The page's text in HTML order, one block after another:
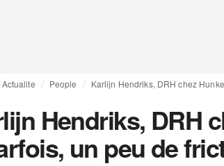
Actualite People Karlijn Hendriks, DRH chez
Hendriks, DRH
un peu de